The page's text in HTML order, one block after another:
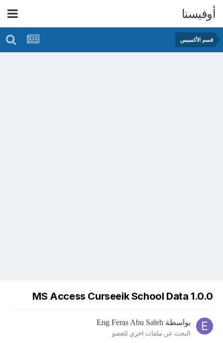
أوفيسنا
قسم الأكسيس
MS Access Curseeik School Data 1.0.0
بواسطة Eng Feras Abu Saleh
البحث عن ملفات اخري للعضو